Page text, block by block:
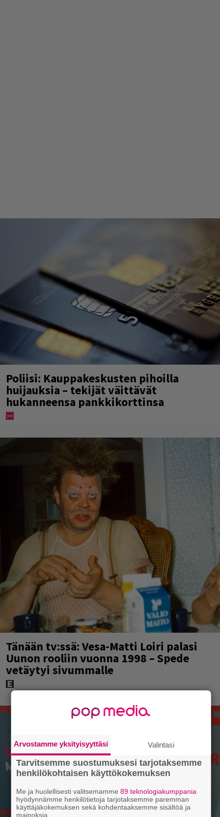
Poliisi: Kauppakeskusten pihoilla
huijauksia – tekijät väittävät
hukanneensa pankkikorttinsa
Tänään tv:ssä: Vesa-Matti Loiri palasi
Uunon rooliin vuonna 1998 – Spede
vetäytyi sivummalle
Arvostamme yksityisyyttäsi Valintasi
Tarvitsemme suostumuksesi tarjotaksemme
henkilökohtaisen käyttökokemuksen
Me ja huolellisesti valitsemamme 89 teknologiakumppania
hyödynnämme henkilötietoja tarjotaksemme paremman
käyttäjäkokemuksen sekä kohdentaaksemme sisältöä ja
mainoksia.